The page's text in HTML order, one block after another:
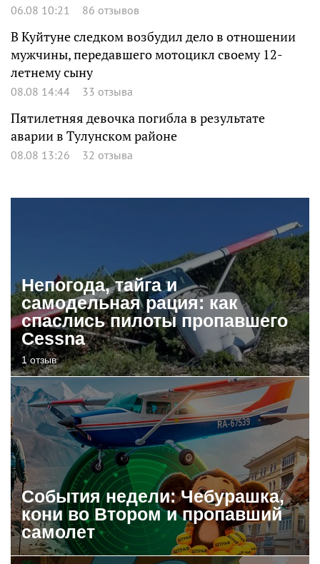
06.08 10:21 86 отзывов
В Куйтуне следком возбудил дело в отношении
мужчины, передавшего мотоцикл своему 12-
летнему сыну
08.08 14:44 33 отзыва
Пятилетняя девочка погибла в результате
аварии в Тулунском районе
08.08 13:26 32 отзыва
Непогода, тайга и
самодельная рация: как
спаслись пилоты пропавшего
Cessna
1 отзыв
События недели: Чебурашка,
кони во Втором и пропавший
самолет